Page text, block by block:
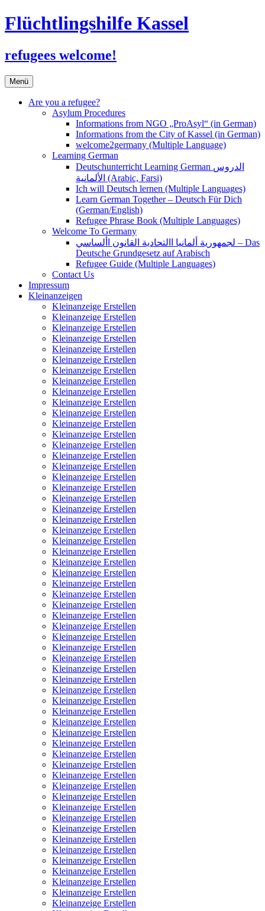
Flüchtlingshilfe Kassel
refugees welcome!
Menü Zum
Inhalt
springen
Are you a refugee?
Asylum Procedures
Informations from NGO „ProAsyl“ (in German)
Informations from the City of Kassel (in German)
welcome2germany (Multiple Language)
Learning German
Deutschunterricht Learning German الدروس
الألمانية (Arabic, Farsi)
Ich will Deutsch lernen (Multiple Languages)
Learn German Together – Deutsch Für Dich
(German/English)
Refugee Phrase Book (Multiple Languages)
Welcome To Germany
لجمهورية ألمانيا االتحادية القانون األساسي – Das
Deutsche Grundgesetz auf Arabisch
Refugee Guide (Multiple Languages)
Contact Us
Impressum
Kleinanzeigen
Kleinanzeige Erstellen
Kleinanzeige Erstellen
Kleinanzeige Erstellen
Kleinanzeige Erstellen
Kleinanzeige Erstellen
Kleinanzeige Erstellen
Kleinanzeige Erstellen
Kleinanzeige Erstellen
Kleinanzeige Erstellen
Kleinanzeige Erstellen
Kleinanzeige Erstellen
Kleinanzeige Erstellen
Kleinanzeige Erstellen
Kleinanzeige Erstellen
Kleinanzeige Erstellen
Kleinanzeige Erstellen
Kleinanzeige Erstellen
Kleinanzeige Erstellen
Kleinanzeige Erstellen
Kleinanzeige Erstellen
Kleinanzeige Erstellen
Kleinanzeige Erstellen
Kleinanzeige Erstellen
Kleinanzeige Erstellen
Kleinanzeige Erstellen
Kleinanzeige Erstellen
Kleinanzeige Erstellen
Kleinanzeige Erstellen
Kleinanzeige Erstellen
Kleinanzeige Erstellen
Kleinanzeige Erstellen
Kleinanzeige Erstellen
Kleinanzeige Erstellen
Kleinanzeige Erstellen
Kleinanzeige Erstellen
Kleinanzeige Erstellen
Kleinanzeige Erstellen
Kleinanzeige Erstellen
Kleinanzeige Erstellen
Kleinanzeige Erstellen
Kleinanzeige Erstellen
Kleinanzeige Erstellen
Kleinanzeige Erstellen
Kleinanzeige Erstellen
Kleinanzeige Erstellen
Kleinanzeige Erstellen
Kleinanzeige Erstellen
Kleinanzeige Erstellen
Kleinanzeige Erstellen
Kleinanzeige Erstellen
Kleinanzeige Erstellen
Kleinanzeige Erstellen
Kleinanzeige Erstellen
Kleinanzeige Erstellen
Kleinanzeige Erstellen
Kleinanzeige Erstellen
Kleinanzeige Erstellen